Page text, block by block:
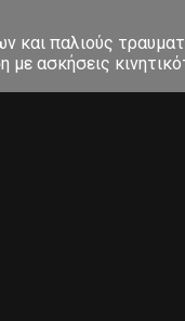
και παλιούς
ασκήσεις